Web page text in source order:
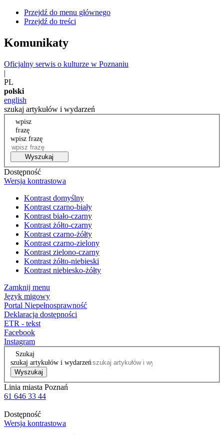
Przejdź do menu głównego
Przejdź do treści
Komunikaty
Oficjalny serwis o kulturze w Poznaniu
|
PL
polski
english
szukaj artykułów i wydarzeń
wpisz
frazę
wpisz frazę
Wyszukaj
Dostępność
Wersja kontrastowa
Kontrast domyślny
Kontrast czarno-biały
Kontrast biało-czarny
Kontrast żółto-czarny
Kontrast czarno-żółty
Kontrast czarno-zielony
Kontrast zielono-czarny
Kontrast żółto-niebieski
Kontrast niebiesko-żółty
Zamknij menu
Język migowy
Portal Niepełnosprawność
Deklaracja dostępności
ETR - tekst
Facebook
Instagram
Szukaj
szukaj artykułów i wydarzeń
Wyszukaj
Linia miasta Poznań
61 646 33 44
Dostępność
Wersja kontrastowa